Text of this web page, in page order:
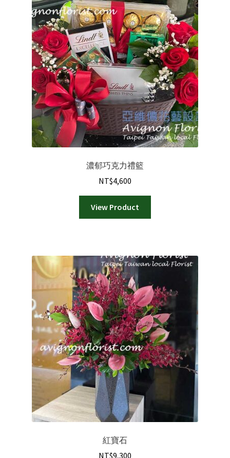
禮物|禮籃
綠色盆栽
客製化訂購
聯絡我們
濃郁巧克力禮籃
NT$4,600
View Product
紅寶石
NT$9,300